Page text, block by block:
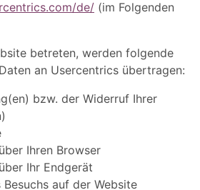
de/ (im Folgenden
betreten, werden folgende
an Usercentrics übertragen:
bzw. der Widerruf Ihrer
Ihren Browser
Ihr Endgerät
auf der Website